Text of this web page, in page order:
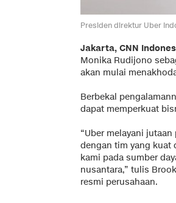
Presiden direktur Uber
Jakarta, CNN
Monika Rudijono
akan mulai
Berbekal
dapat memperkuat
“Uber melayani
dengan tim yang kuat
kami pada sumber
nusantara,” tulis
resmi perusahaan.